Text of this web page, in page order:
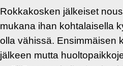
Rokkakosken jälkeiset
mukana ihan kohtalaisella
olla vähissä. Ensimmäisen
jälkeen mutta